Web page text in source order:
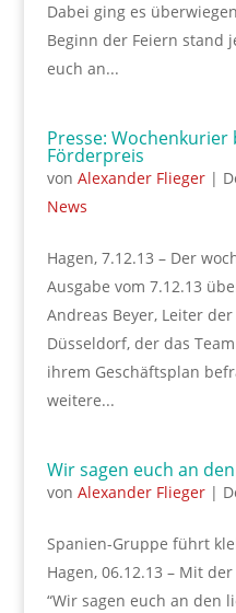
Dabei ging es
Beginn der Feiern stand
euch an...
Presse: Wochenkurier
Förderpreis
von Alexander Flieger|
News
Hagen, 7.12.13 – Der
Ausgabe vom 7.12.13
Andreas Beyer, Leiter
Düsseldorf, der das
ihrem Geschäftsplan
weitere...
Wir sagen euch an
von Alexander Flieger|
Spanien-Gruppe führt
Hagen, 06.12.13 – Mit
“Wir sagen euch an den